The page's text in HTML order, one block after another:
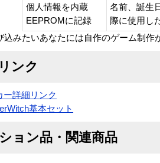
個人情報を内蔵
EEPROMに記録
名前、誕生
際に使用し
込みたいあなたには自作のゲーム制作
ンク
ー詳細リンク
基本セット
ョン品・関連商品